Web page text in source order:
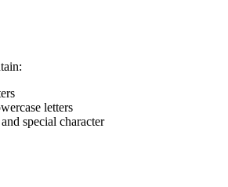
letters
special character